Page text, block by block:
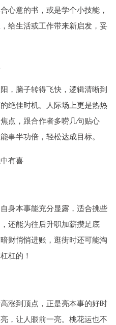
心意的书，或是学个小技能，
给生活或工作带来新启发，妥
，脑子转得飞快，逻辑清晰到
绝佳时机。人际场上更是热热
点，跟合作者多唠几句贴心
事半功倍，轻松达成目标。
有喜
身本事能充分显露，适合挑些
还能为往后升职加薪攒足底
财悄悄进账，逛街时还可能淘
杠的！
涨到顶点，正是亮本事的好时
，让人眼前一亮。桃花运也不